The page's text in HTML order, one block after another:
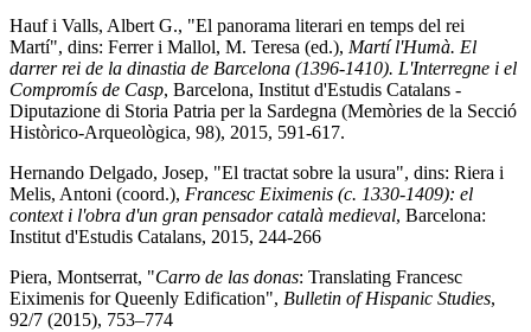
Hauf i Valls, Albert G., "El panorama literari en temps del rei
Martí", dins: Ferrer i Mallol, M. Teresa (ed.), Martí l'Humà. El
darrer rei de la dinastia de Barcelona (1396-1410). L'Interregne i el
Compromís de Casp, Barcelona, Institut d'Estudis Catalans -
Diputazione di Storia Patria per la Sardegna (Memòries de la Secció
Històrico-Arqueològica, 98), 2015, 591-617.
Hernando Delgado, Josep, "El tractat sobre la usura", dins: Riera i
Melis, Antoni (coord.), Francesc Eiximenis (c. 1330-1409): el
context i l'obra d'un gran pensador català medieval, Barcelona:
Institut d'Estudis Catalans, 2015, 244-266
Piera, Montserrat, "Carro de las donas: Translating Francesc
Eiximenis for Queenly Edification", Bulletin of Hispanic Studies,
92/7 (2015), 753–774